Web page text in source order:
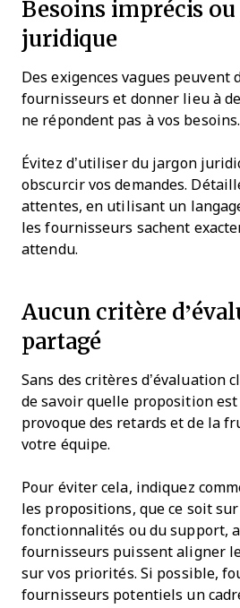
Besoins imprécis
juridique
Des exigences vagues peuvent
fournisseurs et donner lieu à
ne répondent pas à vos besoins.
Évitez d’utiliser du jargon
obscurcir vos demandes.
attentes, en utilisant un
les fournisseurs sachent
attendu.
Aucun critère
partagé
Sans des critères d’évaluation
de savoir quelle proposition
provoque des retards et de la
votre équipe.
Pour éviter cela, indiquez
les propositions, que ce soit
fonctionnalités ou du support,
fournisseurs puissent aligner
sur vos priorités. Si possible,
fournisseurs potentiels un